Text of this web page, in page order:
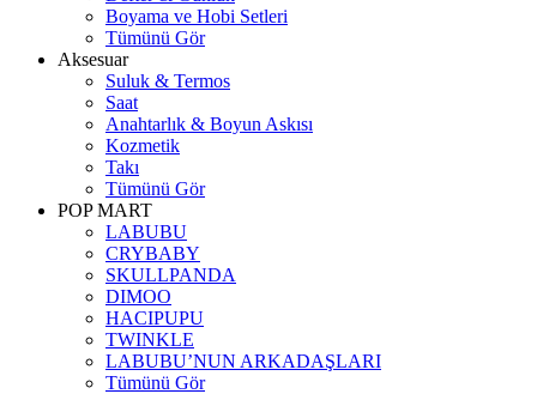
Boyama ve Hobi Setleri
Tümünü Gör
Aksesuar
Suluk & Termos
Saat
Anahtarlık & Boyun Askısı
Kozmetik
Takı
Tümünü Gör
POP MART
LABUBU
CRYBABY
SKULLPANDA
DIMOO
HACIPUPU
TWINKLE
LABUBU’NUN ARKADAŞLARI
Tümünü Gör